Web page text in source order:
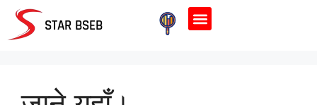
STAR BSEB